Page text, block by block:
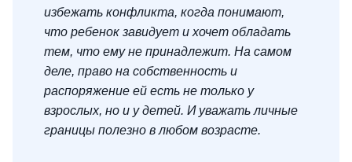
избежать конфликта, когда понимают,
что ребенок завидует и хочет обладать
тем, что ему не принадлежит. На самом
деле, право на собственность и
распоряжение ей есть не только у
взрослых, но и у детей. И уважать личные
границы полезно в любом возрасте.